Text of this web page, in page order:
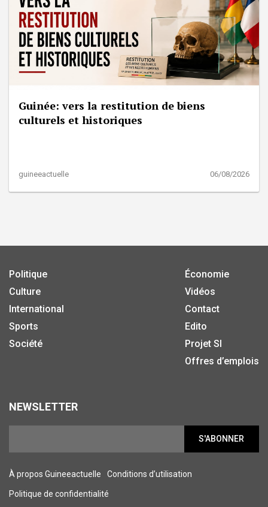
Guinée: vers la restitution de biens
culturels et historiques
guineeactuelle 06/08/2026
Politique
Culture
International
Sports
Société
Économie
Vidéos
Contact
Edito
Projet SI
Offres d’emplois
NEWSLETTER
S'ABONNER
À propos Guineeactuelle Conditions d’utilisation
Politique de confidentialité